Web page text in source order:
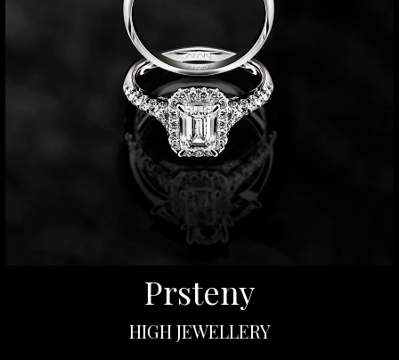
Prsteny
HIGH JEWELLERY